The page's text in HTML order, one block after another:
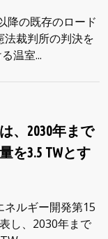
降の既存のロード
法裁判所の判決を
温室...
、2030年まで
を3.5 TWとす
ルギー開発第15
し、2030年まで